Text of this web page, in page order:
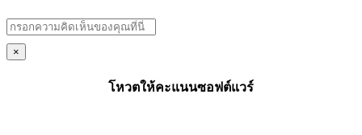
×
โหวตให้คะแนนซอฟต์แวร์